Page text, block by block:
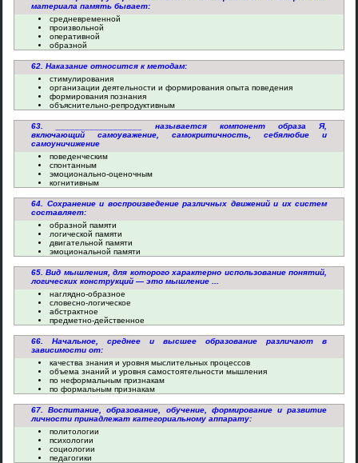
материала память бывает:
средневременной
произвольной
оперативной
образной
62. Наказание относится к методам:
стимулирования
организации деятельности и формирования опыта поведения
формирования познания
объяснительно-репродуктивным
63. __________________ называется компонент образа Я,
включающий самоуважение, самокритичность, себялюбие и
самоуничижение
поведенческим
спонтанным
эмоционально-оценочным
когнитивным
64. Сохранение и воспроизведение различных движений и их систем
составляет:
образной памяти
логической памяти
двигательной памяти
эмоциональной памяти
65. Вид мышления, для которого характерно использование понятий,
логических конструкций — это мышление ...
наглядно-образное
словесно-логическое
абстрактное
предметно-действенное
66. Начальное, среднее и высшее образование различают в
зависимости от:
качества знания и уровня мыслительных процессов
объема знаний и уровня самостоятельности мышления
по неформальным признакам
по формальным признакам
67. Воспитание, образование, обучение, формирование и развитие
личности принадлежат категориальному аппарату:
политологии
психологии
социологии
педагогики